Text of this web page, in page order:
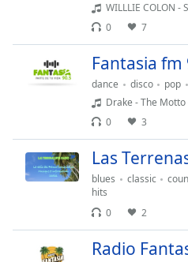
modal
dialog
window.
cancel
WILLLIE COLON -
0
7
Fantasia fm
dance disco pop
Drake - The
0
3
Las
blues classic
hits
0
2
Radio